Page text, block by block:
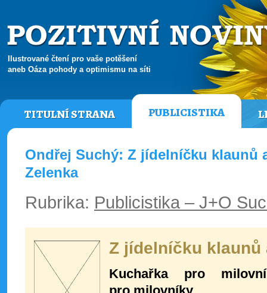
Ilustrované čtení pro vaše potěšení
aneb Oáza pohody a optimismu na síti
TITULNÍ STRANA PUBLICISTIKA
Ondřej Suchý: Z jídelníčku klaunů
Zelenka
Rubrika: Publicistika – J+O
Z jídelníčku klaunů
Kuchařka pro